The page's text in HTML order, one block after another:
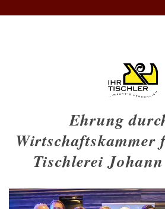
Ehrung
Wirtschaftskammer
Tischlerei